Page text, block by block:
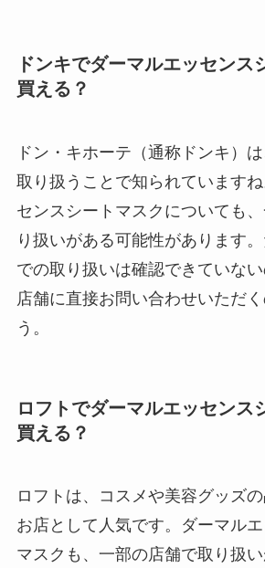
ドンキでダーマルエッセンス
買える？
ドン・キホーテ（通称ドンキ）
取り扱うことで知られています
センスシートマスクについても
り扱いがある可能性があります
での取り扱いは確認できていな
店舗に直接お問い合わせいただ
う。
ロフトでダーマルエッセンス
買える？
ロフトは、コスメや美容グッズ
お店として人気です。ダーマル
マスクも、一部の店舗で取り扱